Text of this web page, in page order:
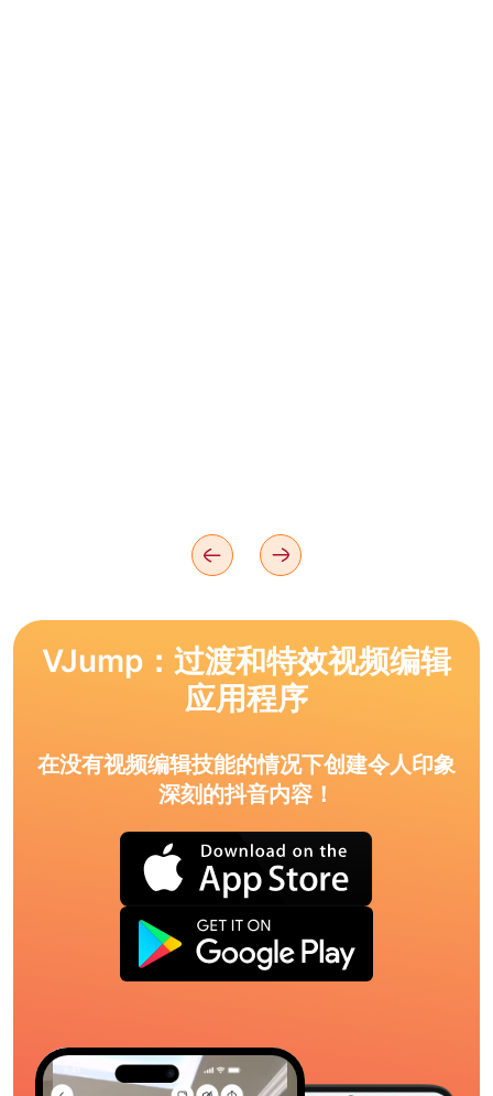
VJump：过渡和特效视频编辑
应用程序
在没有视频编辑技能的情况下创建令人印象
深刻的抖音内容！